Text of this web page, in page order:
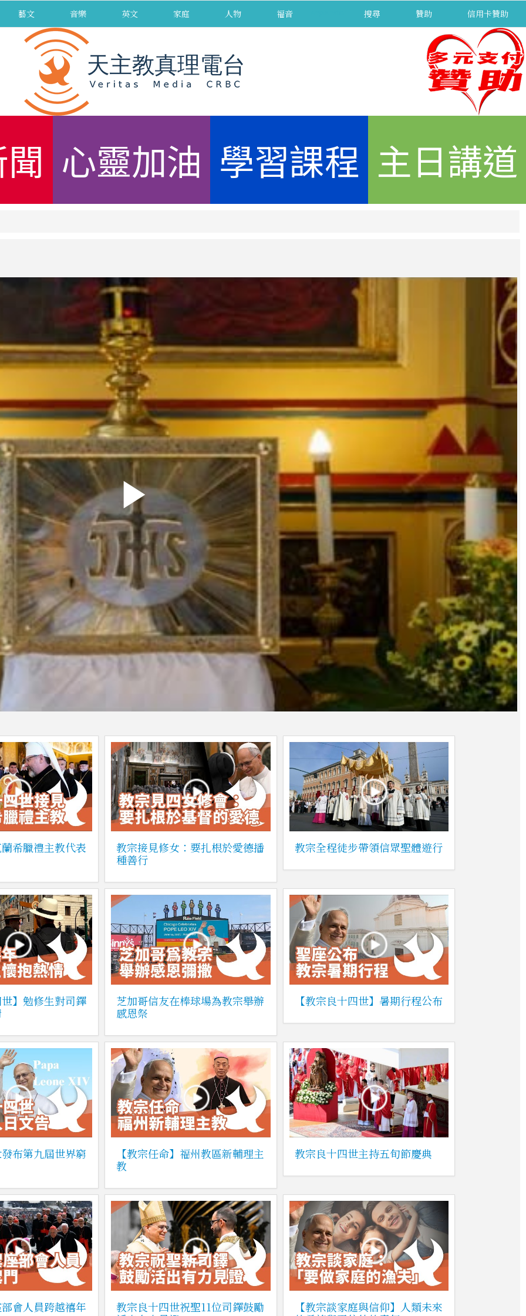
藝文 音樂 英文 家庭 人物 福音 搜尋 贊助 信用卡贊助
心靈加油 學習課程 主日講道
希臘禮主教代表
教宗接見修女：要扎根於愛德播
種善行
教宗全程徒步帶領信眾聖體遊行
】勉修生對司鐸
芝加哥信友在棒球場為教宗舉辦
感恩祭
【教宗良十四世】暑期行程公布
布第九屆世界窮
【教宗任命】福州教區新輔理主
教
教宗良十四世主持五旬節慶典
會人員跨越禧年
教宗良十四世祝聖11位司鐸鼓勵
【教宗談家庭與信仰】人類未來